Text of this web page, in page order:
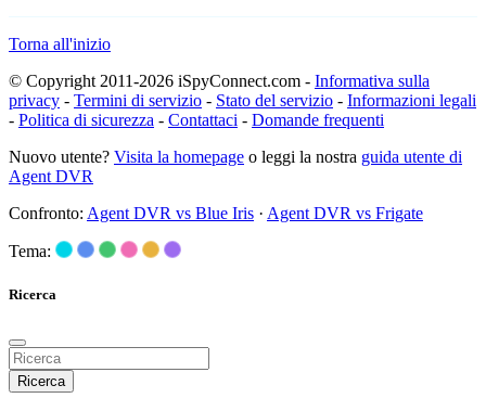
Torna all'inizio
© Copyright 2011-2026 iSpyConnect.com - Informativa sulla
privacy - Termini di servizio - Stato del servizio - Informazioni legali
- Politica di sicurezza - Contattaci - Domande frequenti
Nuovo utente? Visita la homepage o leggi la nostra guida utente di
Agent DVR
Confronto: Agent DVR vs Blue Iris · Agent DVR vs Frigate
Tema:
Ricerca
Ricerca